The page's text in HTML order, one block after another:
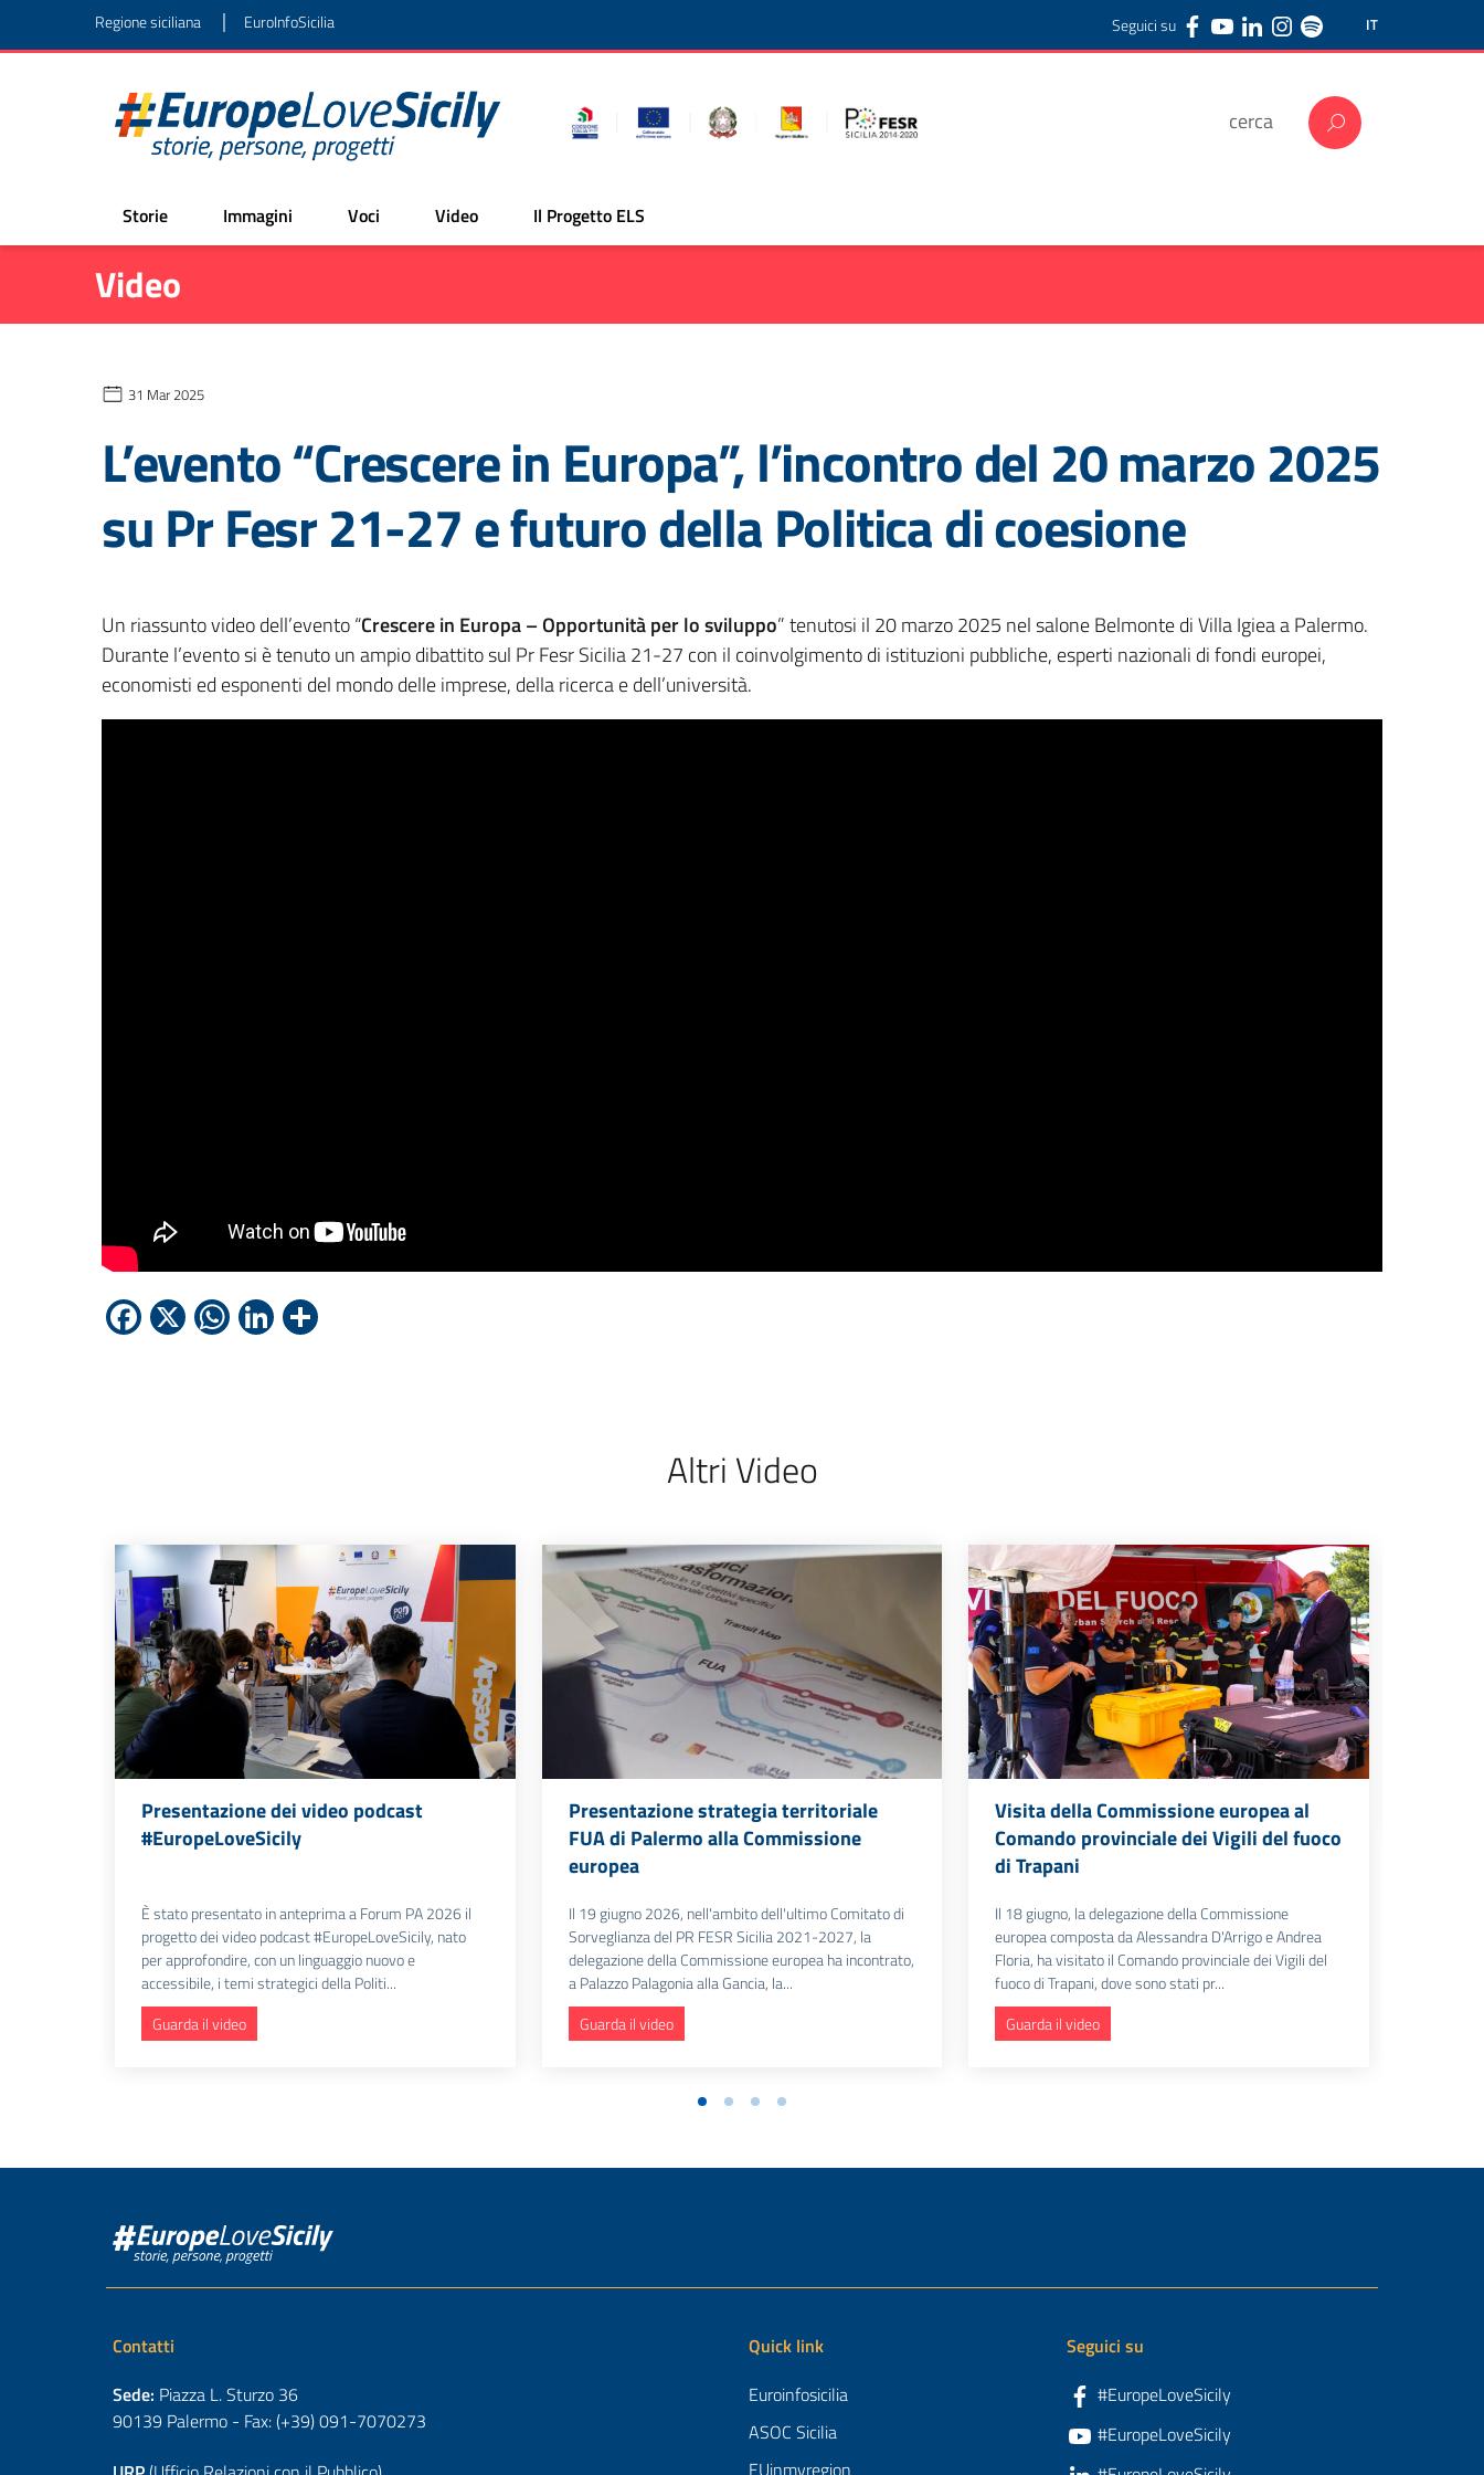
Regione siciliana | EuroInfoSicilia IT
Seguici su
Storie Immagini Voci Video Il Progetto ELS
Video
31 Mar 2025
L’evento “Crescere in Europa”, l’incontro del 20 marzo 2025
su Pr Fesr 21-27 e futuro della Politica di coesione
Un riassunto video dell’evento “Crescere in Europa – Opportunità per lo sviluppo” tenutosi il 20 marzo 2025 nel salone Belmonte di Villa Igiea a Palermo.
Durante l’evento si è tenuto un ampio dibattito sul Pr Fesr Sicilia 21-27 con il coinvolgimento di istituzioni pubbliche, esperti nazionali di fondi europei,
economisti ed esponenti del mondo delle imprese, della ricerca e dell’università.
Facebook
X WhatsApp
LinkedIn
Altri Video
Presentazione dei video podcast
#EuropeLoveSicily
È stato presentato in anteprima a Forum PA 2026 il
progetto dei video podcast #EuropeLoveSicily, nato
per approfondire, con un linguaggio nuovo e
accessibile, i temi strategici della Politi...
Guarda il video
Presentazione strategia territoriale
FUA di Palermo alla Commissione
europea
Il 19 giugno 2026, nell'ambito dell'ultimo Comitato di
Sorveglianza del PR FESR Sicilia 2021-2027, la
delegazione della Commissione europea ha incontrato,
a Palazzo Palagonia alla Gancia, la...
Guarda il video
Visita della Commissione europea al
Comando provinciale dei Vigili del fuoco
di Trapani
Il 18 giugno, la delegazione della Commissione
europea composta da Alessandra D'Arrigo e Andrea
Floria, ha visitato il Comando provinciale dei Vigili del
fuoco di Trapani, dove sono stati pr...
Guarda il video
Contatti
Sede: Piazza L. Sturzo 36
90139 Palermo - Fax: (+39) 091-7070273
Quick link
Euroinfosicilia
ASOC Sicilia
EUinmyregion
Seguici su
#EuropeLoveSicily
#EuropeLoveSicily